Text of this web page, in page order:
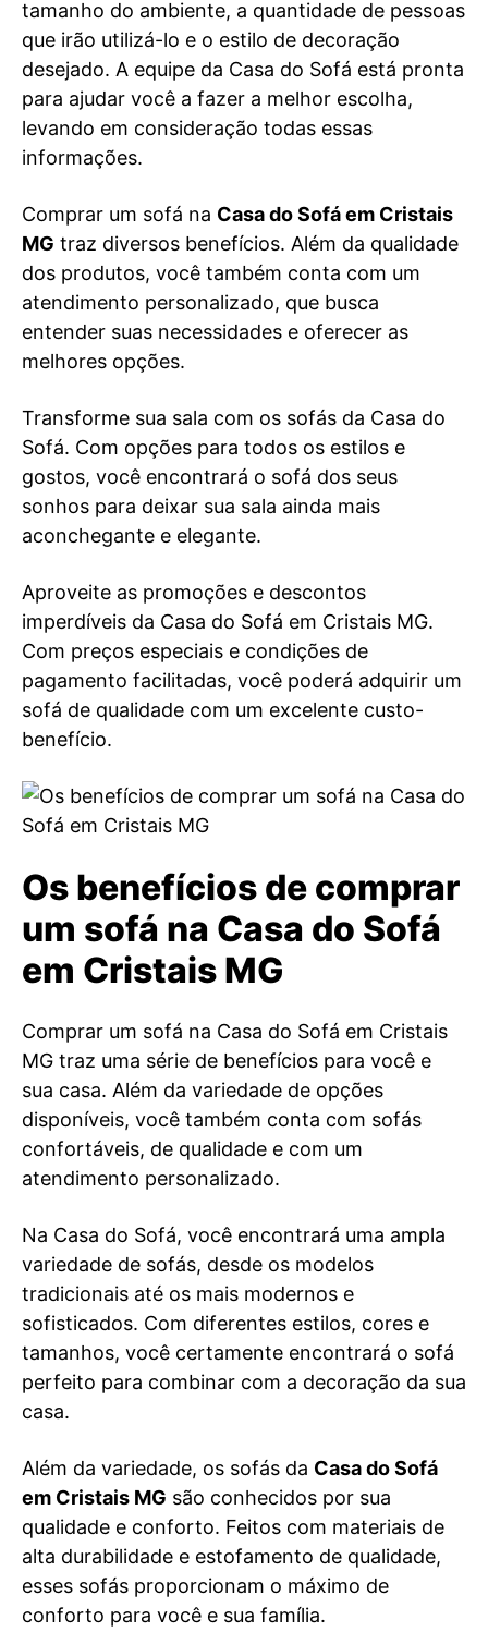
tamanho do ambiente, a quantidade de pessoas
que irão utilizá-lo e o estilo de decoração
desejado. A equipe da Casa do Sofá está pronta
para ajudar você a fazer a melhor escolha,
levando em consideração todas essas
informações.
Comprar um sofá na Casa do Sofá em Cristais
MG traz diversos benefícios. Além da qualidade
dos produtos, você também conta com um
atendimento personalizado, que busca
entender suas necessidades e oferecer as
melhores opções.
Transforme sua sala com os sofás da Casa do
Sofá. Com opções para todos os estilos e
gostos, você encontrará o sofá dos seus
sonhos para deixar sua sala ainda mais
aconchegante e elegante.
Aproveite as promoções e descontos
imperdíveis da Casa do Sofá em Cristais MG.
Com preços especiais e condições de
pagamento facilitadas, você poderá adquirir um
sofá de qualidade com um excelente custo-
benefício.
Os benefícios de comprar
um sofá na Casa do Sofá
em Cristais MG
Comprar um sofá na Casa do Sofá em Cristais
MG traz uma série de benefícios para você e
sua casa. Além da variedade de opções
disponíveis, você também conta com sofás
confortáveis, de qualidade e com um
atendimento personalizado.
Na Casa do Sofá, você encontrará uma ampla
variedade de sofás, desde os modelos
tradicionais até os mais modernos e
sofisticados. Com diferentes estilos, cores e
tamanhos, você certamente encontrará o sofá
perfeito para combinar com a decoração da sua
casa.
Além da variedade, os sofás da Casa do Sofá
em Cristais MG são conhecidos por sua
qualidade e conforto. Feitos com materiais de
alta durabilidade e estofamento de qualidade,
esses sofás proporcionam o máximo de
conforto para você e sua família.